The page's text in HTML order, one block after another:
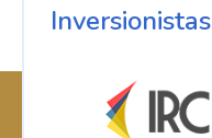
Inversionistas